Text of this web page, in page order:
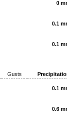
0
0.1
0.1
Gusts
0.1
0.6